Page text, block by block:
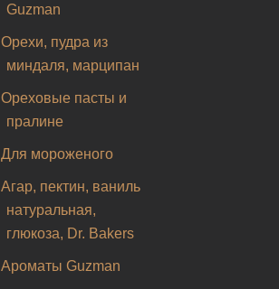
Guzman
Орехи, пудра из
миндаля, марципан
Ореховые пасты и
пралине
Для мороженого
Агар, пектин, ваниль
натуральная,
глюкоза, Dr. Bakers
Ароматы Guzman